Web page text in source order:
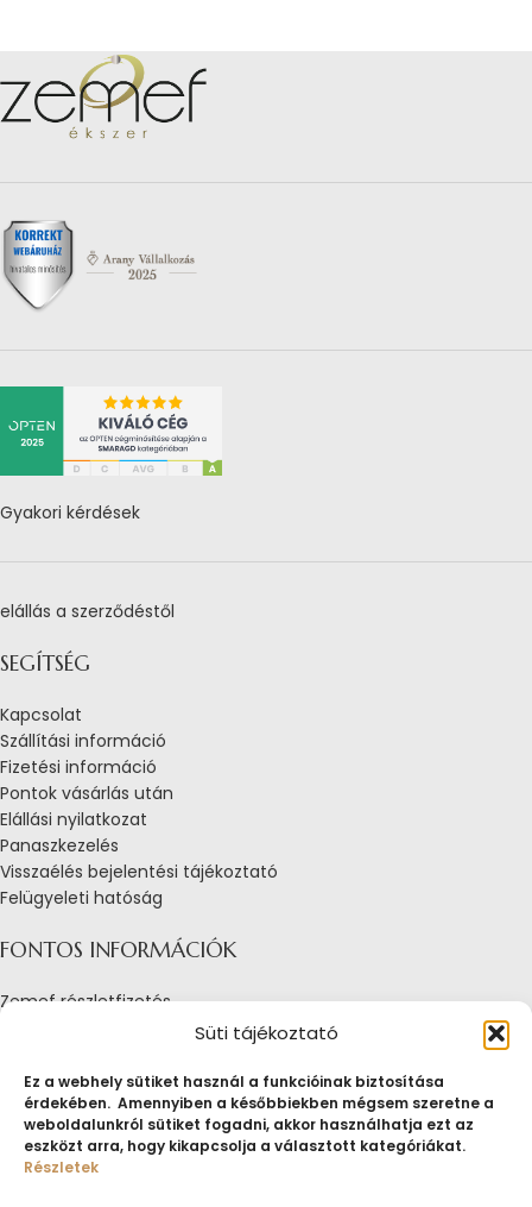
Süti tájékoztató
Ez a webhely sütiket használ a funkcióinak biztosítása
érdekében. Amennyiben a későbbiekben mégsem szeretne a
weboldalunkról sütiket fogadni, akkor használhatja ezt az
eszközt arra, hogy kikapcsolja a választott kategóriákat.
Részletek
Gyakori kérdések
elállás a szerződéstől
SEGÍTSÉG
Kapcsolat
Szállítási információ
Fizetési információ
Pontok vásárlás után
Elállási nyilatkozat
Panaszkezelés
Visszaélés bejelentési tájékoztató
Felügyeleti hatóság
FONTOS INFORMÁCIÓK
Zemef részletfizetés
Adatkezelési tájékoztató
Tájékoztató sütik alkalmazásáról
Fogyasztóvédelmi tájékoztató
Jogi nyilatkozat
Impresszum